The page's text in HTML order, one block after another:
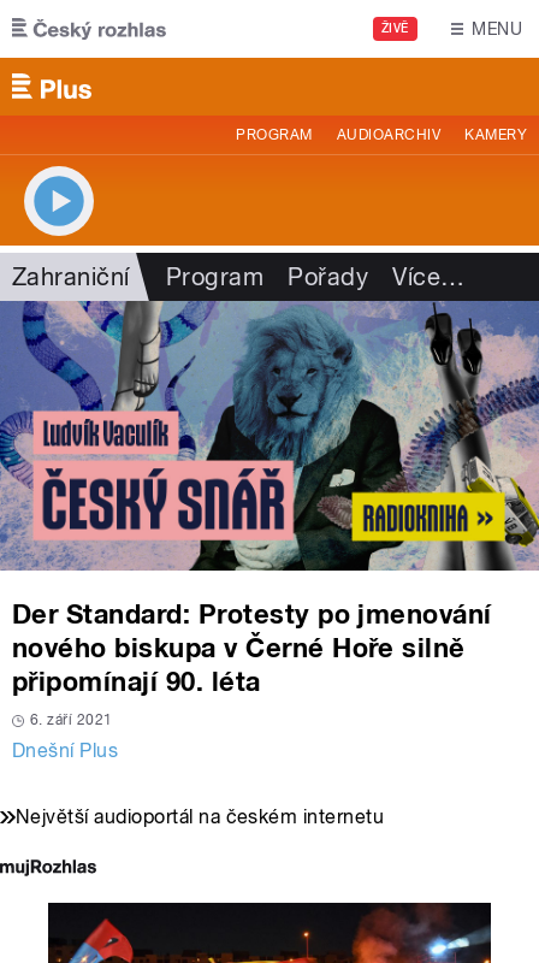
Přejít k hlavnímu obsahu
ŽIVĚ MENU
PROGRAM AUDIOARCHIV KAMERY
Zahraniční Program Pořady Více…
Der Standard: Protesty po jmenování
nového biskupa v Černé Hoře silně
připomínají 90. léta
6. září 2021
Dnešní Plus
Největší audioportál na českém internetu